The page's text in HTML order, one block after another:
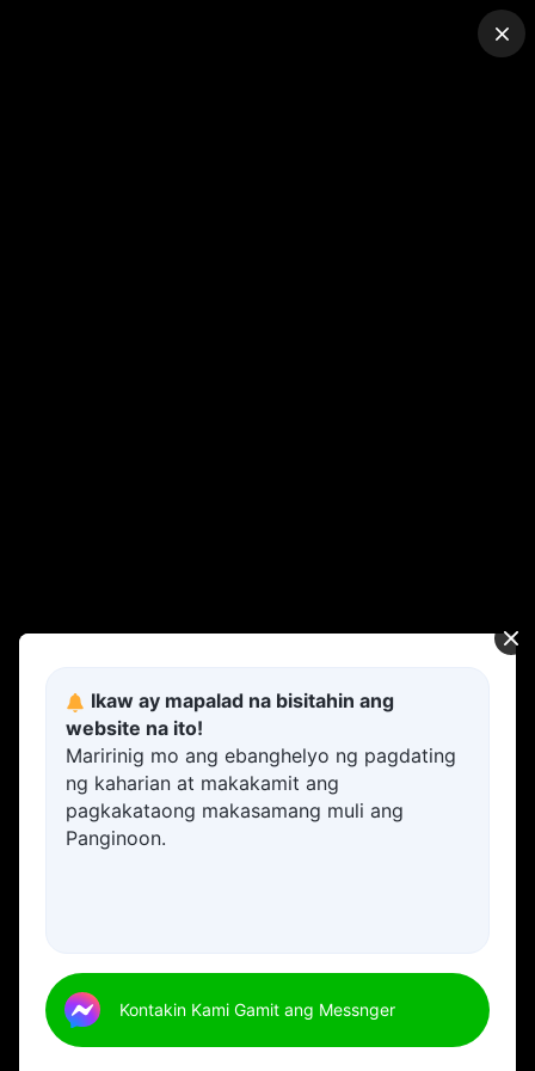
Ikaw ay mapalad na bisitahin ang
website na ito!
Maririnig mo ang ebanghelyo ng pagdating
ng kaharian at makakamit ang
pagkakataong makasamang muli ang
Panginoon.
Kontakin Kami Gamit ang Messnger